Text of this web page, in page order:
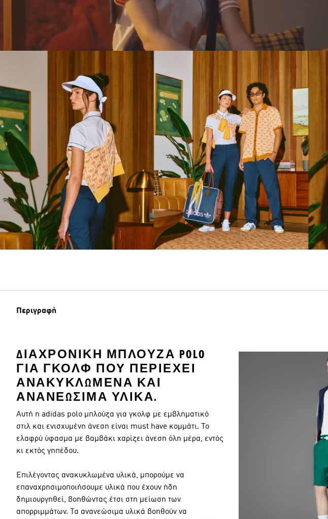
Περιγραφή
ΔΙΑΧΡΟΝΙΚΉ ΜΠΛΟΎΖΑ POLO
ΓΙΑ ΓΚΟΛΦ ΠΟΥ ΠΕΡΙΈΧΕΙ
ΑΝΑΚΥΚΛΩΜΈΝΑ ΚΑΙ
ΑΝΑΝΕΏΣΙΜΑ ΥΛΙΚΆ.
Αυτή η adidas polo μπλούζα για γκολφ με εμβληματικό
στιλ και ενισχυμένη άνεση είναι must have κομμάτι. Το
ελαφρύ ύφασμα με βαμβάκι χαρίζει άνεση όλη μέρα, εντός
κι εκτός γηπέδου.
Επιλέγοντας ανακυκλωμένα υλικά, μπορούμε να
επαναχρησιμοποιήσουμε υλικά που έχουν ήδη
δημιουργηθεί, βοηθώντας έτσι στη μείωση των
απορριμμάτων. Τα ανανεώσιμα υλικά βοηθούν να